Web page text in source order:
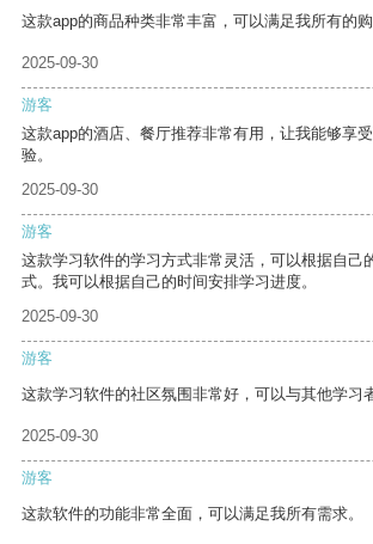
这款app的商品种类非常丰富，可以满足我所有的购
2025-09-30
游客
这款app的酒店、餐厅推荐非常有用，让我能够享
验。
2025-09-30
游客
这款学习软件的学习方式非常灵活，可以根据自己
式。我可以根据自己的时间安排学习进度。
2025-09-30
游客
这款学习软件的社区氛围非常好，可以与其他学习
2025-09-30
游客
这款软件的功能非常全面，可以满足我所有需求。